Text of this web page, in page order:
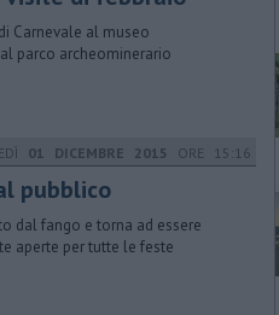
Carnevale al museo
parco archeominerario
01 DICEMBRE 2015 ORE 15:16
pubblico
dal fango e torna ad essere
aperte per tutte le feste